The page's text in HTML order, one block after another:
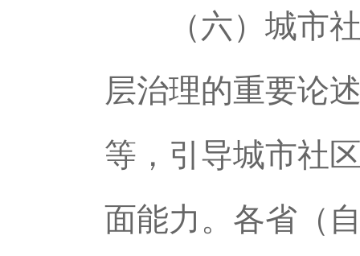
（六）城市社
层治理的重要论
等，引导城市社
面能力。各省（